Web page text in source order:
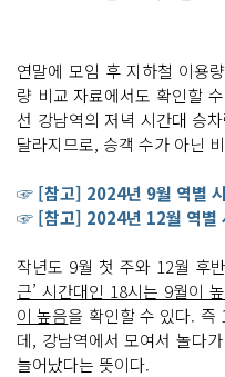
연말에 모임 후 지하철 이용
량 비교 자료에서도 확인할
선 강남역의 저녁 시간대 승
달라지므로, 승객 수가 아닌
☞ [참고] 2024년 9월 역별
☞ [참고] 2024년 12월 역별
작년도 9월 첫 주와 12월 후
근’ 시간대인 18시는 9월이
이 높음을 확인할 수 있다. 즉
데, 강남역에서 모여서 놀다
늘어났다는 뜻이다.